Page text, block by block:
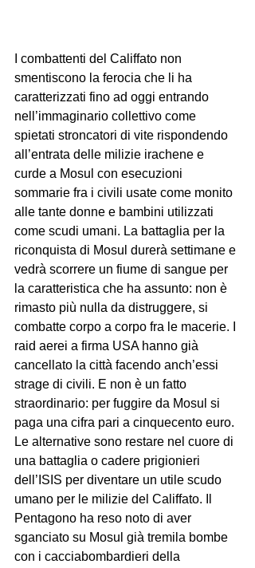
I combattenti del Califfato non
smentiscono la ferocia che li ha
caratterizzati fino ad oggi entrando
nell’immaginario collettivo come
spietati stroncatori di vite rispondendo
all’entrata delle milizie irachene e
curde a Mosul con esecuzioni
sommarie fra i civili usate come monito
alle tante donne e bambini utilizzati
come scudi umani. La battaglia per la
riconquista di Mosul durerà settimane e
vedrà scorrere un fiume di sangue per
la caratteristica che ha assunto: non è
rimasto più nulla da distruggere, si
combatte corpo a corpo fra le macerie. I
raid aerei a firma USA hanno già
cancellato la città facendo anch’essi
strage di civili. E non è un fatto
straordinario: per fuggire da Mosul si
paga una cifra pari a cinquecento euro.
Le alternative sono restare nel cuore di
una battaglia o cadere prigionieri
dell’ISIS per diventare un utile scudo
umano per le milizie del Califfato. Il
Pentagono ha reso noto di aver
sganciato su Mosul già tremila bombe
con i cacciabombardieri della